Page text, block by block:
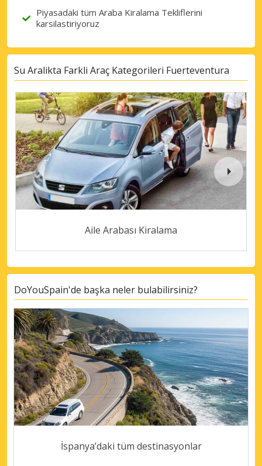
Piyasadaki tüm Araba Kiralama Tekliflerini
karsilastiriyoruz
Su Aralikta Farkli Araç Kategorileri Fuerteventura
Aile Arabası Kiralama
DoYouSpain'de başka neler bulabilirsiniz?
İspanya’daki tüm destinasyonlar